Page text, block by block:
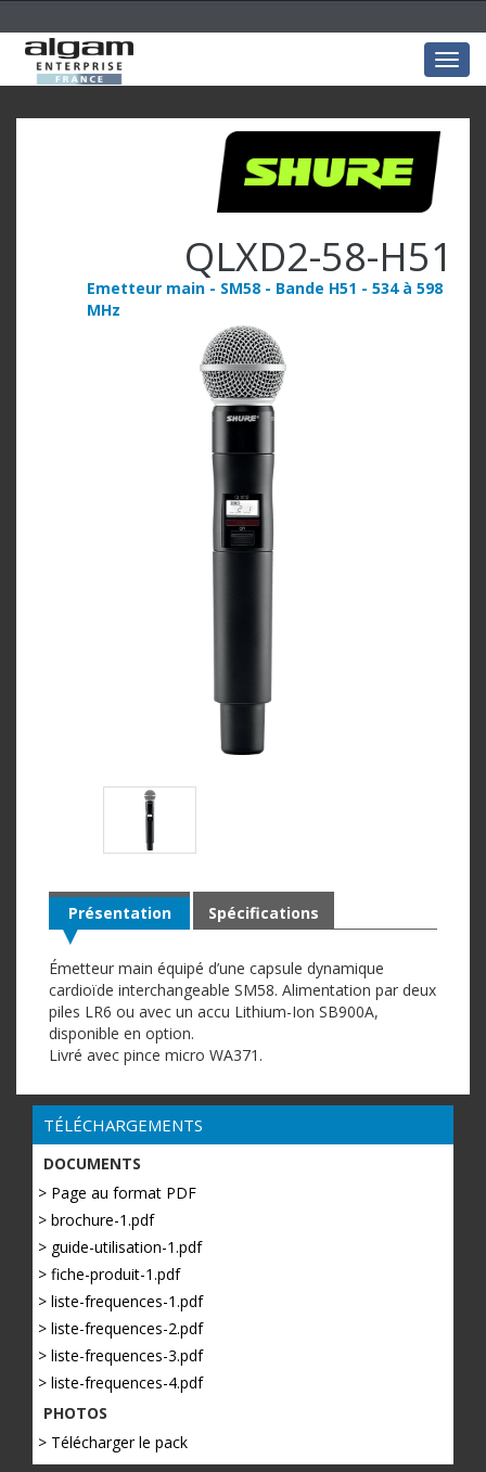
QLXD2-58-H51
Emetteur main - SM58 - Bande H51 - 534 à 598
MHz
Présentation
Émetteur main équipé d’une capsule dynamique
cardioïde interchangeable SM58. Alimentation par deux
piles LR6 ou avec un accu Lithium-Ion SB900A,
disponible en option.
Livré avec pince micro WA371.
Spécifications
TÉLÉCHARGEMENTS
DOCUMENTS
> Page au format PDF
> brochure-1.pdf
> guide-utilisation-1.pdf
> fiche-produit-1.pdf
> liste-frequences-1.pdf
> liste-frequences-2.pdf
> liste-frequences-3.pdf
> liste-frequences-4.pdf
PHOTOS
> Télécharger le pack